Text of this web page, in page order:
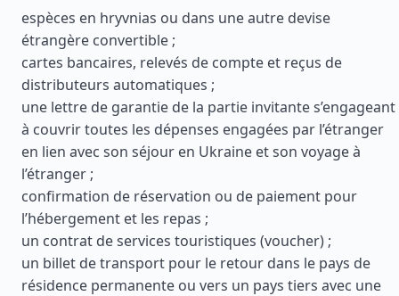
espèces en hryvnias ou dans une autre devise
étrangère convertible ;
cartes bancaires, relevés de compte et reçus de
distributeurs automatiques ;
une lettre de garantie de la partie invitante s’engageant
à couvrir toutes les dépenses engagées par l’étranger
en lien avec son séjour en Ukraine et son voyage à
l’étranger ;
confirmation de réservation ou de paiement pour
l’hébergement et les repas ;
un contrat de services touristiques (voucher) ;
un billet de transport pour le retour dans le pays de
résidence permanente ou vers un pays tiers avec une